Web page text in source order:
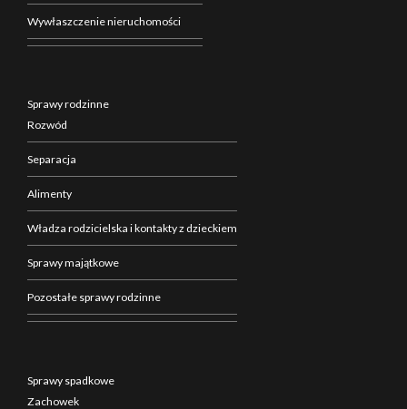
Wywłaszczenie nieruchomości
Sprawy rodzinne
Rozwód
Separacja
Alimenty
Władza rodzicielska i kontakty z dzieckiem
Sprawy majątkowe
Pozostałe sprawy rodzinne
Sprawy spadkowe
Zachowek